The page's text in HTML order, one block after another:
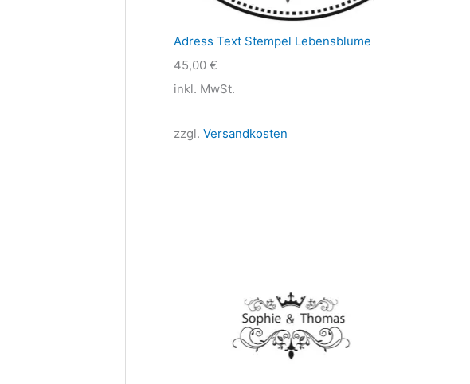
Adress Text Stempel Lebensblume
45,00 €
inkl. MwSt.
zzgl. Versandkosten